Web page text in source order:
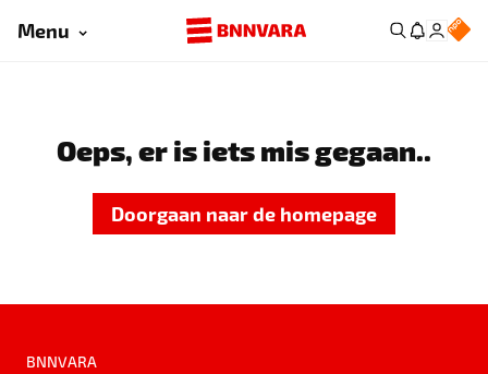
Menu
Oeps, er is iets mis gegaan..
Doorgaan naar de homepage
BNNVARA